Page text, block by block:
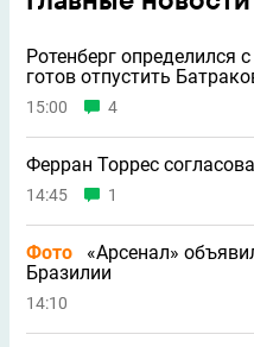
Ротенберг определился
готов отпустить
15:00 4
Ферран Торрес
14:45 1
Фото
«Арсенал»
Бразилии
14:10